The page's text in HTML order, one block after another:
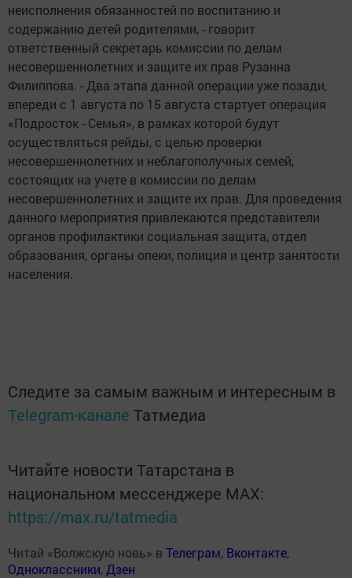
неисполнения обязанностей по воспитанию и
содержанию детей родителями, - говорит
ответственный секретарь комиссии по делам
несовершеннолетних и защите их прав Рузанна
Филиппова. - Два этапа данной операции уже позади,
впереди с 1 августа по 15 августа стартует операция
«Подросток - Семья», в рамках которой будут
осуществляться рейды, с целью проверки
несовершеннолетних и неблагополучных семей,
состоящих на учете в комиссии по делам
несовершеннолетних и защите их прав. Для проведения
данного мероприятия привлекаются представители
органов профилактики социальная защита, отдел
образования, органы опеки, полиция и центр занятости
населения.
Следите за самым важным и интересным в
Telegram-канале Татмедиа
Читайте новости Татарстана в
национальном мессенджере MАХ:
https://max.ru/tatmedia
Читай «Волжскую новь» в Телеграм, Вконтакте,
Одноклассники, Дзен